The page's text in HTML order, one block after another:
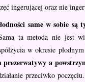
ingerującej oraz nie
same w sobie
ta metoda nie jest
w okresie
prezerwatywy a
przeciwko